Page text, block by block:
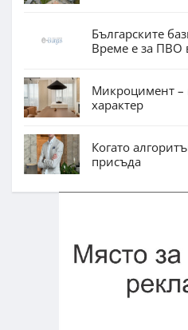
Българските
Време е за ПВО
Микроцимент –
характер
Когато
присъда